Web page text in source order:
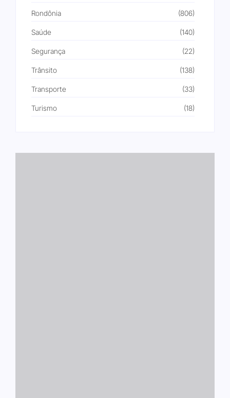
Rondônia (806)
Saúde (140)
Segurança (22)
Trânsito (138)
Transporte (33)
Turismo (18)